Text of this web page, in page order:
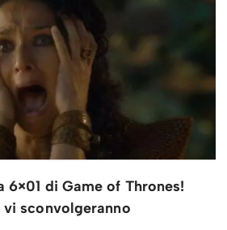
6×01 di Game of Thrones!
sconvolgeranno